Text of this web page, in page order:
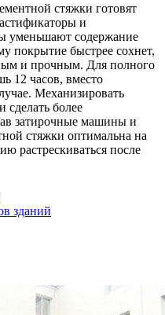
стяжки готовят
и
уменьшают содержание
покрытие быстрее сохнет,
и прочным. Для полного
12 часов, вместо
Механизировать
сделать более
затирочные машины и
стяжки оптимальна на
растрескиваться после
зданий